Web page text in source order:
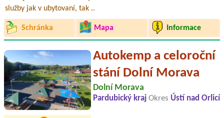
služby jak v ubytovaní, tak ..
Schránka Mapa Informace
Autokemp a celoroční
stání Dolní Morava
Dolní Morava
Pardubický kraj Okres Ústí nad Orlicí